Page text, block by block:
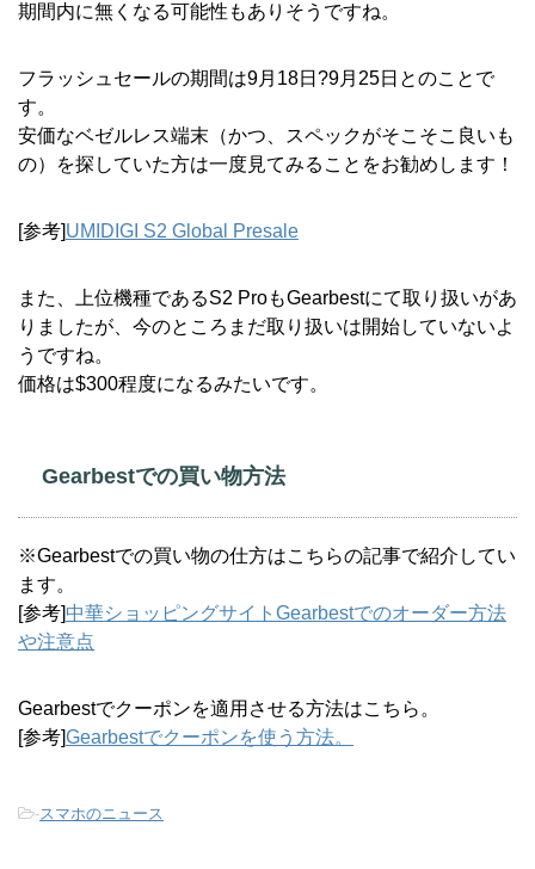
期間内に無くなる可能性もありそうですね。
フラッシュセールの期間は9月18日?9月25日とのことで
す。
安価なベゼルレス端末（かつ、スペックがそこそこ良いも
の）を探していた方は一度見てみることをお勧めします！
[参考]UMIDIGI S2 Global Presale
また、上位機種であるS2 ProもGearbestにて取り扱いがあ
りましたが、今のところまだ取り扱いは開始していないよ
うですね。
価格は$300程度になるみたいです。
Gearbestでの買い物方法
※Gearbestでの買い物の仕方はこちらの記事で紹介してい
ます。
[参考]中華ショッピングサイトGearbestでのオーダー方法
や注意点
Gearbestでクーポンを適用させる方法はこちら。
[参考]Gearbestでクーポンを使う方法。
-スマホのニュース